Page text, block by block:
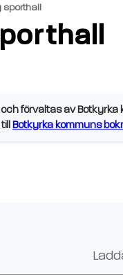
sporthall
förvaltas av Botkyrka
Botkyrka kommuns